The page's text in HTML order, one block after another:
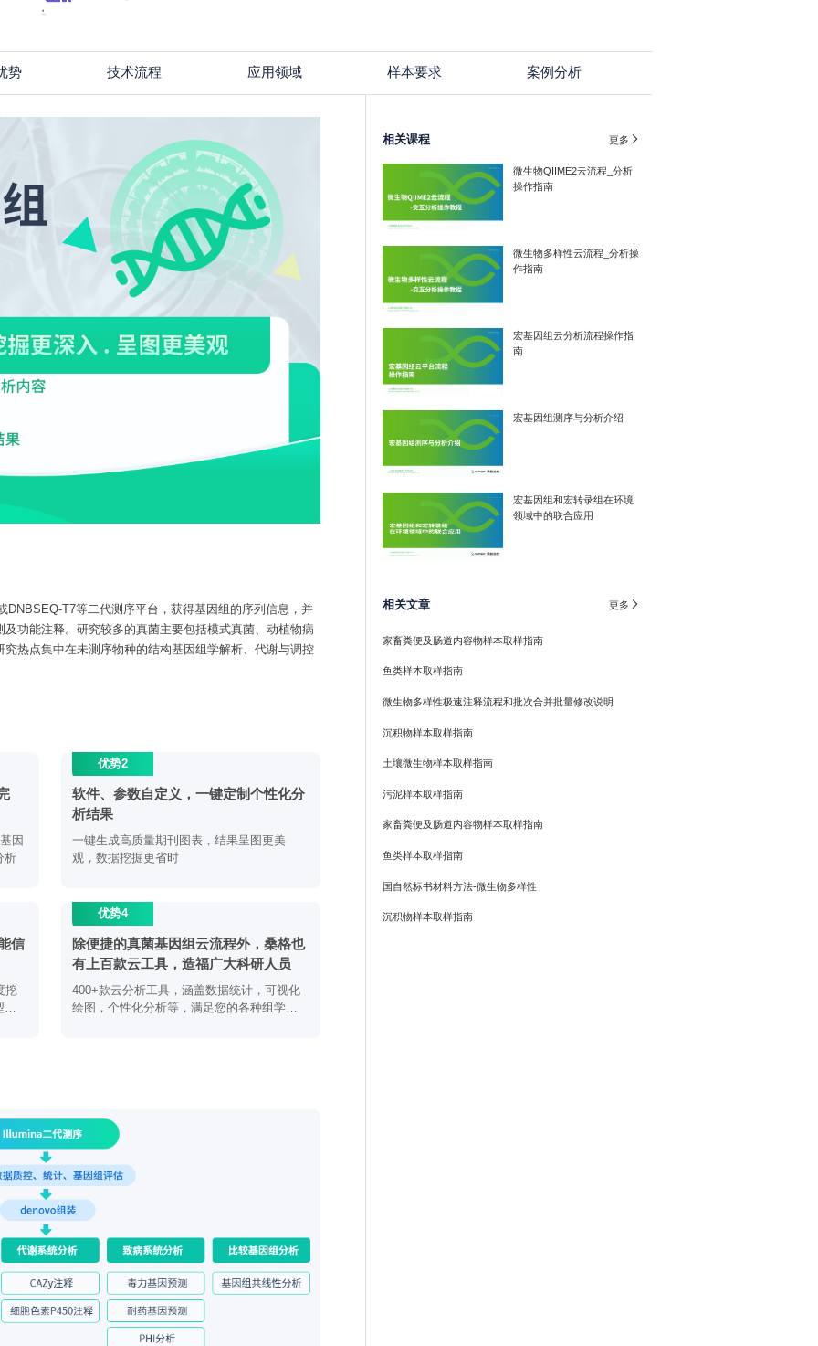
势 技术流程 应用领域 样本要求 案例分析
T7等二代测序平台，获得基因组的序列信息，并
功能注释。研究较多的真菌主要包括模式真菌、动植物病
热点集中在未测序物种的结构基因组学解析、代谢与调控
因
析
优势2
软件、参数自定义，一键定制个性化分
析结果
一键生成高质量期刊图表，结果呈图更美
观，数据挖掘更省时
信
挖
优势4
除便捷的真菌基因组云流程外，桑格也
有上百款云工具，造福广大科研人员
400+款云分析工具，涵盖数据统计，可视化
绘图，个性化分析等，满足您的各种组学需
相关课程 更多 
微生物QIIME2云流程_分析
操作指南
微生物多样性云流程_分析操
作指南
宏基因组云分析流程操作指
南
宏基因组测序与分析介绍
宏基因组和宏转录组在环境
领域中的联合应用
相关文章 更多 
家畜粪便及肠道内容物样本取样指南
鱼类样本取样指南
微生物多样性极速注释流程和批次合并批量修改说明
沉积物样本取样指南
土壤微生物样本取样指南
污泥样本取样指南
家畜粪便及肠道内容物样本取样指南
鱼类样本取样指南
国自然标书材料方法-微生物多样性
沉积物样本取样指南